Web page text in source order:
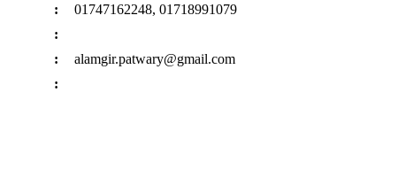
:
01747162248, 01718991079
:
:
alamgir.patwary@gmail.com
: